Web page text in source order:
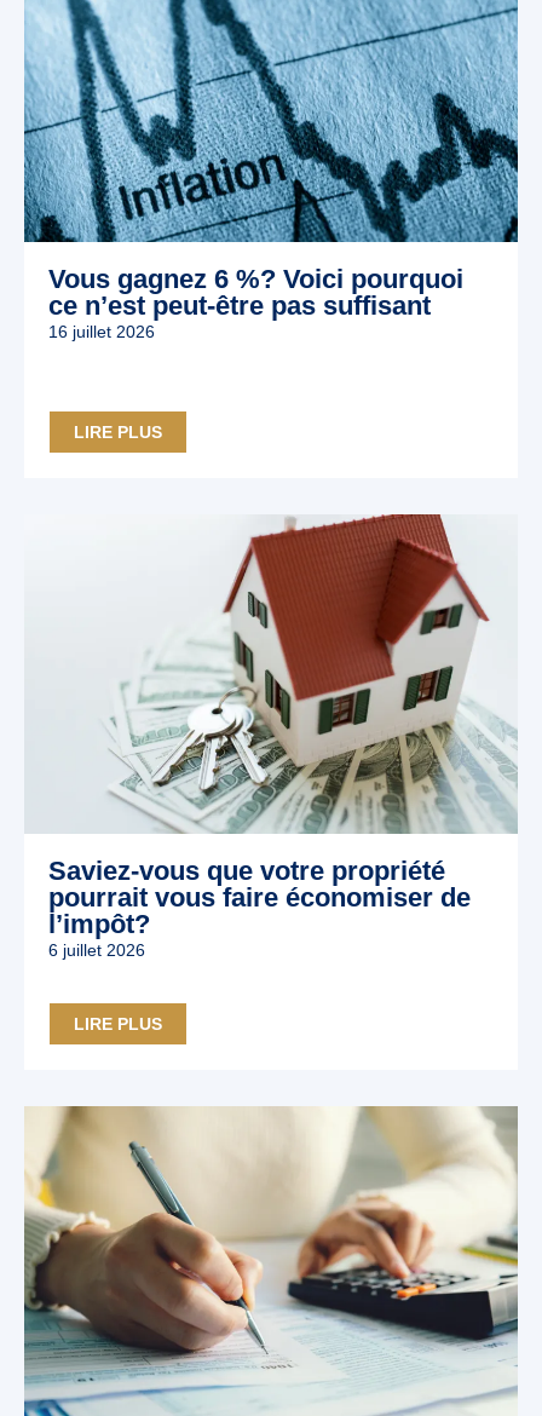
Vous gagnez 6 %? Voici pourquoi
ce n’est peut‑être pas suffisant
16 juillet 2026
LIRE PLUS
Saviez-vous que votre propriété
pourrait vous faire économiser de
l’impôt?
6 juillet 2026
LIRE PLUS